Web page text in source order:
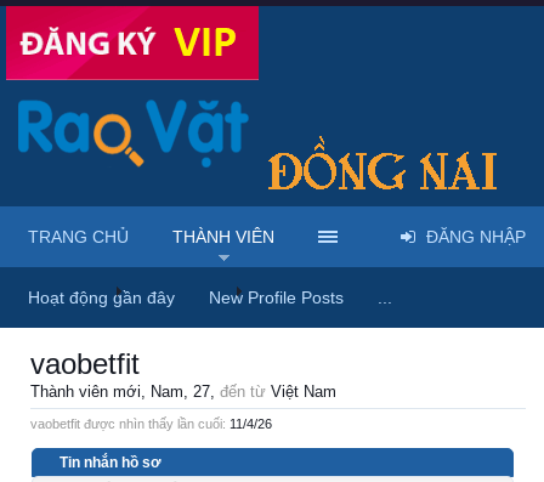
Trang chủ Thành viên vaobetfit
vaobetfit
Thành viên mới, Nam, 27, đến từ Việt Nam
vaobetfit được nhìn thấy lần cuối: 11/4/26
Tin nhắn hồ sơ
TRANG CHỦ THÀNH VIÊN
Hoạt động gần đây New Profile Posts
ĐĂNG NHẬP